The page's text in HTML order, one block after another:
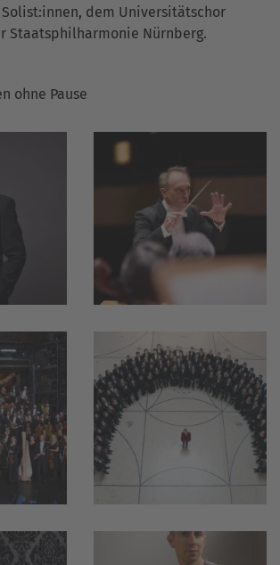
dem Universitätschor
Staatsphilharmonie Nürnberg.
ohne Pause
vergrößern
vergrößern